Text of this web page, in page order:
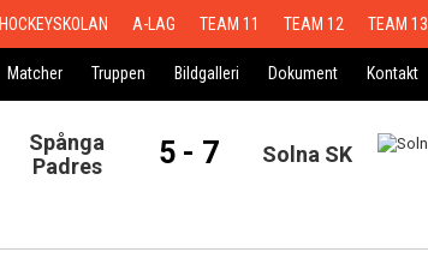
HOCKEYSKOLAN A-LAG TEAM 11 TEAM 12 TEAM 13
Matcher Truppen Bildgalleri Dokument Kontakt
Spånga
Padres
5 - 7 Solna SK